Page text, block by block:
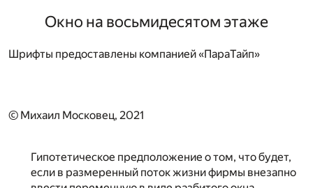
Окно на восьмидесятом этаже
Шрифты предоставлены компанией «ПараТайп»
© Михаил Московец, 2021
Гипотетическое предположение о том, что будет,
если в размеренный поток жизни фирмы внезапно